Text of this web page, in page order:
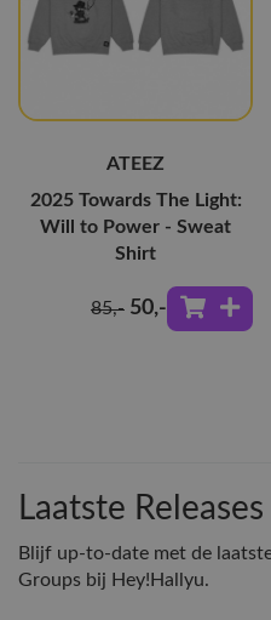
ATEEZ
2025 Towards The Light:
Will to Power - Sweat
Shirt
85,- 50,-
Laatste Releases
Blijf up-to-date met de
Groups bij Hey!Hallyu.